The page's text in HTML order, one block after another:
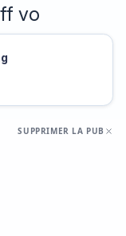
vo
SUPPRIMER LA PUB